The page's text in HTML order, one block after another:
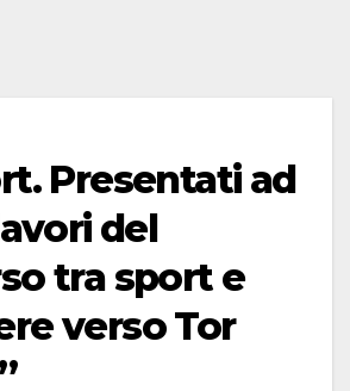
Presentati ad
del
tra sport e
verso Tor